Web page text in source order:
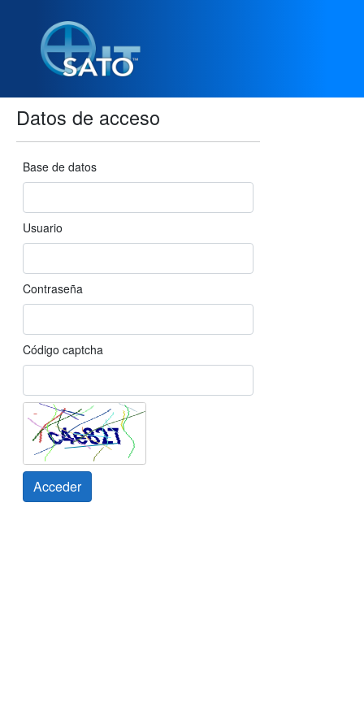
Datos de acceso
Base de datos
Usuario
Contraseña
Código captcha
Acceder